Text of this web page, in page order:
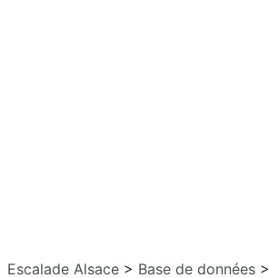
Escalade Alsace > Base de données >